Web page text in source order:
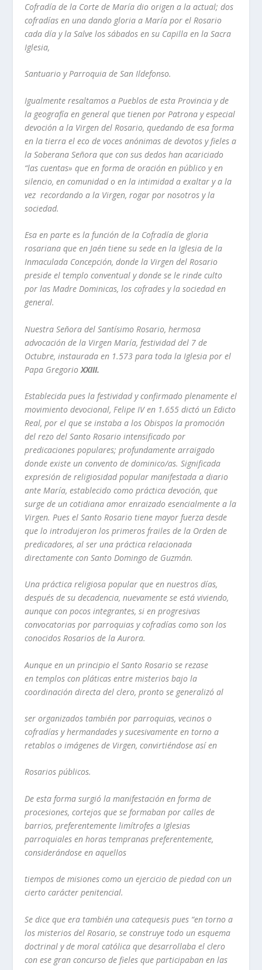
Cofradía de la Cortede María dio origen a la actual; dos
cofradías en una dando gloria a María porel Rosario
cadadía yla Salve los sábados en su Capilla en la Sacra
Iglesia,
SantuarioyParroquia de San Ildefonso.
Igualmente resaltamos a Pueblos de esta Provinciayde
la geografía en general que tienen por Patronayespecial
devoción a la Virgen del Rosario,quedando de esa forma
en la tierra el eco de voces anónimas de devotosy fieles a
la Soberana Señora que con sus dedos han acariciado
“las cuentas»que en forma de oración en públicoyen
silencio, en comunidad o en laintimidad a exaltarya la
vez recordando a la Virgen, rogar por nosotrosyla
sociedad.
Esa en parte es la función de la Cofradía de gloria
rosariana que en Jaéntiene su sede en la Iglesia de la
Inmaculada Concepción, donde la Virgen delRosario
preside el templo conventualydonde se le rinde culto
por las MadreDominicas, los cofradesyla sociedad en
general.
Nuestra Señora del Santísimo Rosario, hermosa
advocación de la Virgen María, festividad del 7de
Octubre, instaurada en 1.573 para toda la Iglesia por el
Papa GregorioXXIII.
Establecida pues la festividadyconfirmado plenamente el
movimientodevocional, Felipe IV en 1.655 dictó un Edicto
Real, por el que se instaba alos Obispos la promoción
del rezo del Santo Rosario intensificado por
predicaciones populares; profundamente arraigado
donde existe un convento dedominico/as. Significada
expresión de religiosidad popular manifestada a diario
ante María, establecido como práctica devoción, que
surge de un cotidianaamor enraizado esencialmente a la
Virgen. Pues el Santo Rosario tiene mayorfuerza desde
que lo introdujeron los primeros frailes de la Orden de
predicadores, al ser una práctica relacionada
directamente con Santo Domingode Guzmán.
Una práctica religiosa popular que en nuestros días,
después de su decadencia,nuevamente se está viviendo,
aunque con pocos integrantes, si en progresivas
convocatorias por parroquias y cofradías como son los
conocidos Rosarios de laAurora.
Aunque en un principio el Santo Rosario se rezase
en templos con pláticasentre misterios bajo la
coordinación directa del clero, pronto se generalizó al
ser organizados también por parroquias, vecinos o
cofradías y hermandades ysucesivamente en torno a
retablos o imágenes de Virgen, convirtiéndose así en
Rosarios públicos.
De esta forma surgió la manifestación en forma de
procesiones, cortejos quese formaban por calles de
barrios, preferentemente limítrofes a Iglesias
parroquiales en horas tempranas preferentemente,
considerándose en aquellos
tiempos de misiones como un ejercicio de piedad con un
cierto carácterpenitencial.
Se dice que era también una catequesis pues “en torno a
los misterios del Rosario, se construye todo un esquema
doctrinal y de moral católica quedesarrollaba el clero
con ese gran concurso de fieles queparticipabanen las